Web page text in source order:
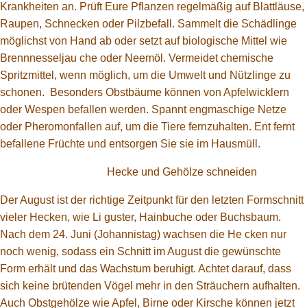
Krankheiten an. Prüft Eure Pflanzen regelmäßig auf Blattläuse,
Raupen, Schnecken oder Pilzbefall. Sammelt die Schädlinge
möglichst von Hand ab oder setzt auf biologische Mittel wie
Brennnesseljau che oder Neemöl. Vermeidet chemische
Spritzmittel, wenn möglich, um die Umwelt und Nützlinge zu
schonen. Besonders Obstbäume können von Apfelwicklern
oder Wespen befallen werden. Spannt engmaschige Netze
oder Pheromonfallen auf, um die Tiere fernzuhalten. Ent fernt
befallene Früchte und entsorgen Sie sie im Hausmüll.
Hecke und Gehölze schneiden
Der August ist der richtige Zeitpunkt für den letzten Formschnitt
vieler Hecken, wie Li guster, Hainbuche oder Buchsbaum.
Nach dem 24. Juni (Johannistag) wachsen die He cken nur
noch wenig, sodass ein Schnitt im August die gewünschte
Form erhält und das Wachstum beruhigt. Achtet darauf, dass
sich keine brütenden Vögel mehr in den Sträuchern aufhalten.
Auch Obstgehölze wie Apfel, Birne oder Kirsche können jetzt